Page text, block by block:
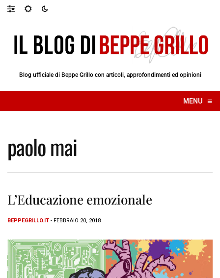
Blog ufficiale di Beppe Grillo con articoli, approfondimenti ed opinioni
MENU ≡
☰
paolo mai
L’Educazione emozionale
BEPPEGRILLO.IT - FEBBRAIO 20, 2018